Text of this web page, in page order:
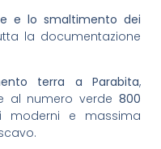
e lo smaltimento dei
la documentazione
terra a Parabita,
al numero verde 800
moderni e massima